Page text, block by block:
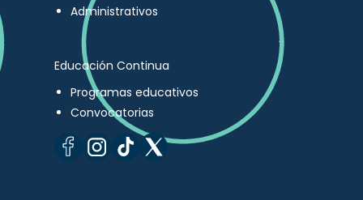
Administrativos
Educación Continua
Programas educativos
Convocatorias